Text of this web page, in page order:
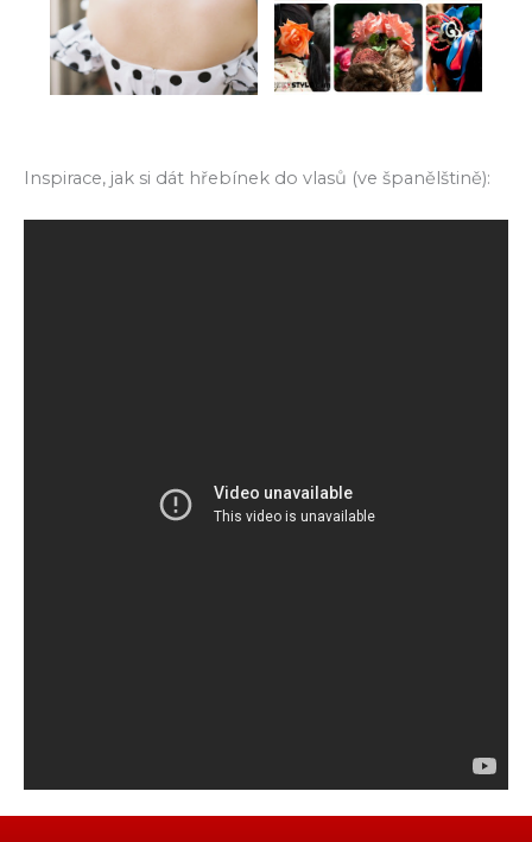
Inspirace, jak si dát hřebínek do vlasů (ve španělštině):